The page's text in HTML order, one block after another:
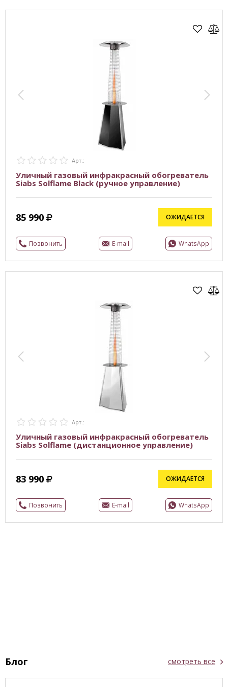
Арт.:
Уличный газовый инфракрасный обогреватель
Siabs Solflame Black (ручное управление)
85 990 ОЖИДАЕТСЯ
Позвонить E-mail WhatsApp
Арт.:
Уличный газовый инфракрасный обогреватель
Siabs Solflame (дистанционное управление)
83 990 ОЖИДАЕТСЯ
Позвонить E-mail WhatsApp
Блог смотреть все